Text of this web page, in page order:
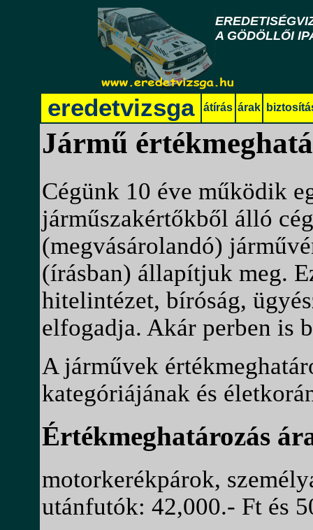
eredetvizsga átírás árak
Jármű
Cégünk 10 éve működik
járműszakértőkből álló
(megvásárolandó)
(írásban) állapítjuk meg.
hitelintézet, bíróság,
elfogadja. Akár perben is
A járművek
kategóriájának és
Értékmeghatározás
motorkerékpárok,
utánfutók: 42,000.- Ft és